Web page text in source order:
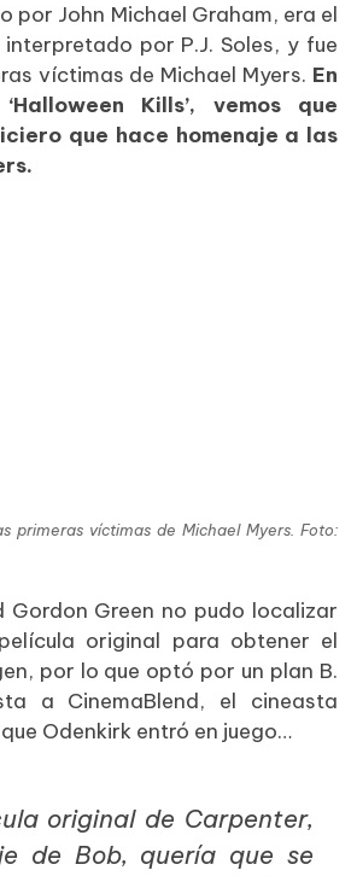
por John Michael Graham, era el
por P.J. Soles, y fue
víctimas de Michael Myers. En
Kills’, vemos que
que hace homenaje a las
primeras víctimas de Michael Myers. Foto:
Gordon Green no pudo localizar
original para obtener el
por lo que optó por un plan B.
a CinemaBlend, el cineasta
Odenkirk entró en juego…
original de Carpenter,
de Bob, quería que se